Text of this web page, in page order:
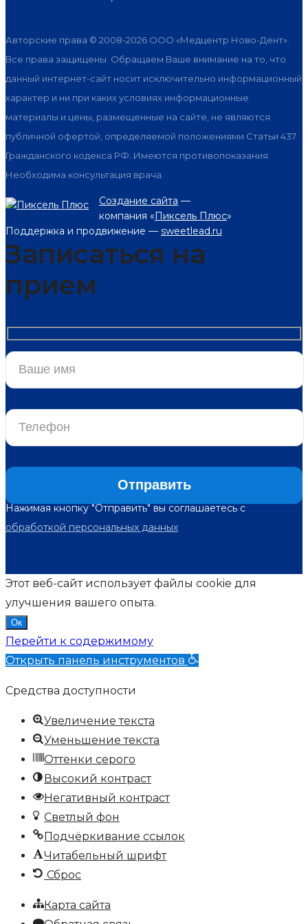
Авторские права © 2008-2026 ООО «Медцентр Ново-Дент».
Все права защищены. Обращаем Ваше внимание на то, что
данный интернет-сайт носит исключительно информационный
характер и ни при каких условиях информационные
материалы и цены, размещенные на сайте, не являются
публичной офертой, определяемой положениями Статьи 437
Гражданского кодекса РФ. Имеются противопоказания.
Необходима консультация врача.
Создание сайта —
компания «Пиксель Плюс»
Поддержка и продвижение — sweetlead.ru
Записаться на
прием
Нажимая кнопку "Отправить" вы соглашаетесь с
обработкой персональных данных
Этот веб-сайт использует файлы cookie для
улучшения вашего опыта.
Ок
Перейти к содержимому
Открыть панель инструментов
Средства доступности
Увеличение текста
Уменьшение текста
Оттенки серого
Высокий контраст
Негативный контраст
Светлый фон
Подчёркивание ссылок
Читабельный шрифт
Сброс
Карта сайта